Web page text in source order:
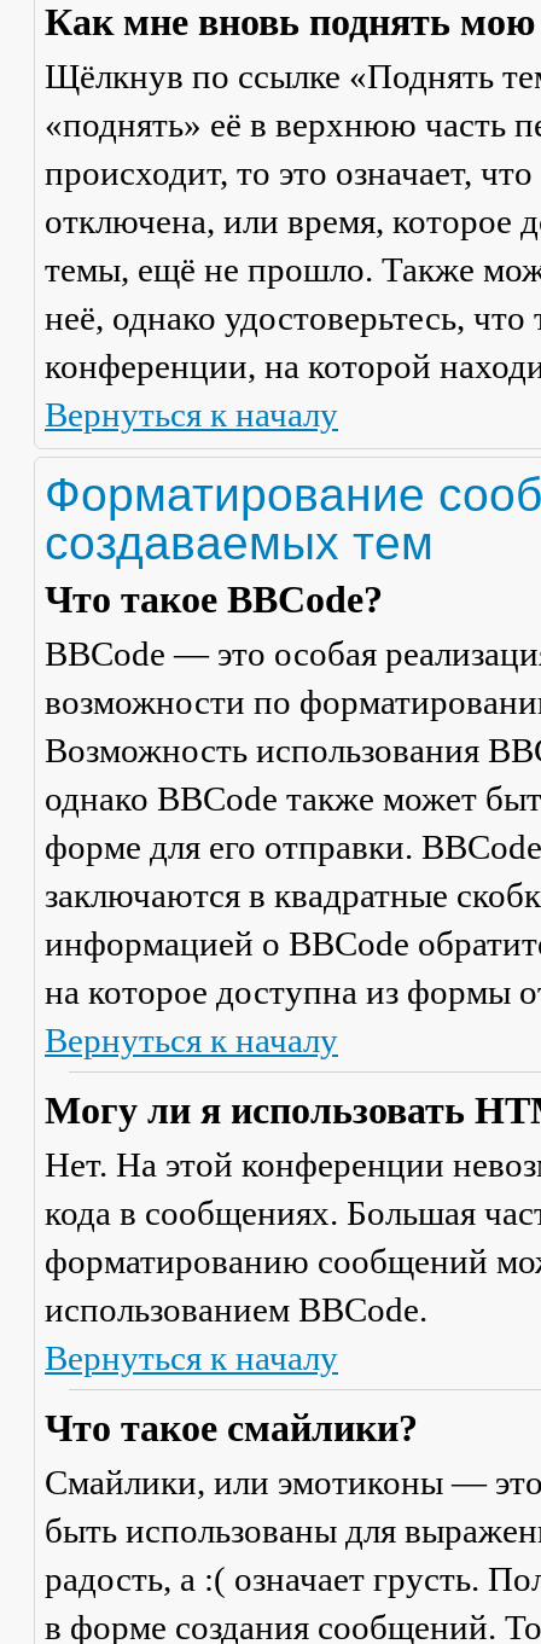
Как мне вновь поднять мою
Щёлкнув по ссылке «Поднять
«поднять» её в верхнюю часть
происходит, то это означает,
отключена, или время, которое
темы, ещё не прошло. Также
неё, однако удостоверьтесь,
конференции, на которой
Вернуться к началу
Форматирование
создаваемых тем
Что такое BBCode?
BBCode — это особая
возможности по
Возможность использования
однако BBCode также может
форме для его отправки.
заключаются в квадратные
информацией о BBCode
на которое доступна из формы
Вернуться к началу
Могу ли я использовать
Нет. На этой конференции
кода в сообщениях. Большая
форматированию сообщений
использованием BBCode.
Вернуться к началу
Что такое смайлики?
Смайлики, или эмотиконы —
быть использованы для
радость, а :( означает грусть.
в форме создания сообщений.